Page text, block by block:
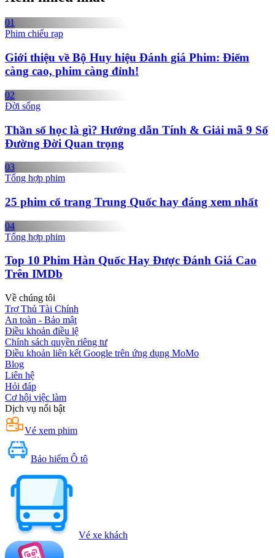
01
Phim chiếu rạp
Giới thiệu về Bộ Huy hiệu Đánh giá Phim: Điểm
càng cao, phim càng đỉnh!
02
Đời sống
Thần số học là gì? Hướng dẫn Tính & Giải mã 9 Số
Đường Đời Quan trọng
03
Tổng hợp phim
25 phim cổ trang Trung Quốc hay đáng xem nhất
04
Tổng hợp phim
Top 10 Phim Hàn Quốc Hay Được Đánh Giá Cao
Trên IMDb
Về chúng tôi
Trợ Thủ Tài Chính
An toàn - Bảo mật
Điều khoản điều lệ
Chính sách quyền riêng tư
Điều khoản liên kết Google trên ứng dụng MoMo
Blog
Liên hệ
Hỏi đáp
Cơ hội việc làm
Dịch vụ nổi bật
Vé xem phim
Bảo hiểm Ô tô
Vé xe khách